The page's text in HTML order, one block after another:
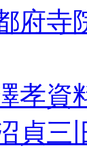
府寺
孝資
貞三